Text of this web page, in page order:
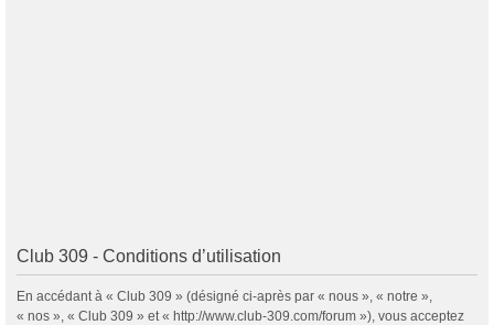
Club 309 - Conditions d’utilisation
En accédant à « Club 309 » (désigné ci-après par « nous », « notre »,
« nos », « Club 309 » et « http://www.club-309.com/forum »), vous acceptez